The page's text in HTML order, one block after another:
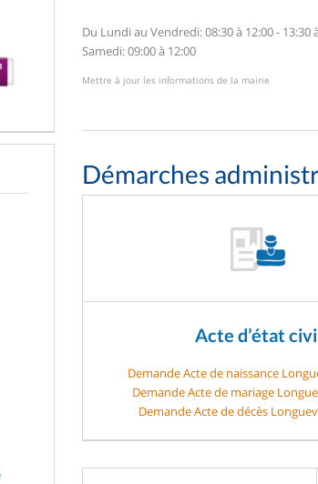
Du Lundi au Vendredi: 08:30 à 12:00 - 13:30
Samedi: 09:00 à 12:00
Mettre à jour les informations de la mairie
Démarches
Acte d’état
Demande Acte de naissance
Demande Acte de mariage
Demande Acte de décès